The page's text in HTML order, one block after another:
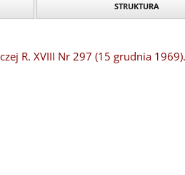
STRUKTURA
R. XVIII Nr 297 (15 grudnia